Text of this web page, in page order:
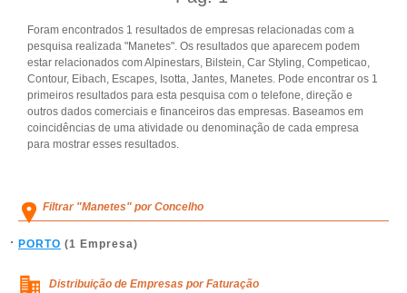
Foram encontrados 1 resultados de empresas relacionadas com a
pesquisa realizada "Manetes". Os resultados que aparecem podem
estar relacionados com Alpinestars, Bilstein, Car Styling, Competicao,
Contour, Eibach, Escapes, Isotta, Jantes, Manetes. Pode encontrar os 1
primeiros resultados para esta pesquisa com o telefone, direção e
outros dados comerciais e financeiros das empresas. Baseamos em
coincidências de uma atividade ou denominação de cada empresa
para mostrar esses resultados.
Filtrar "Manetes" por Concelho
PORTO (1 Empresa)
Distribuição de Empresas por Faturação